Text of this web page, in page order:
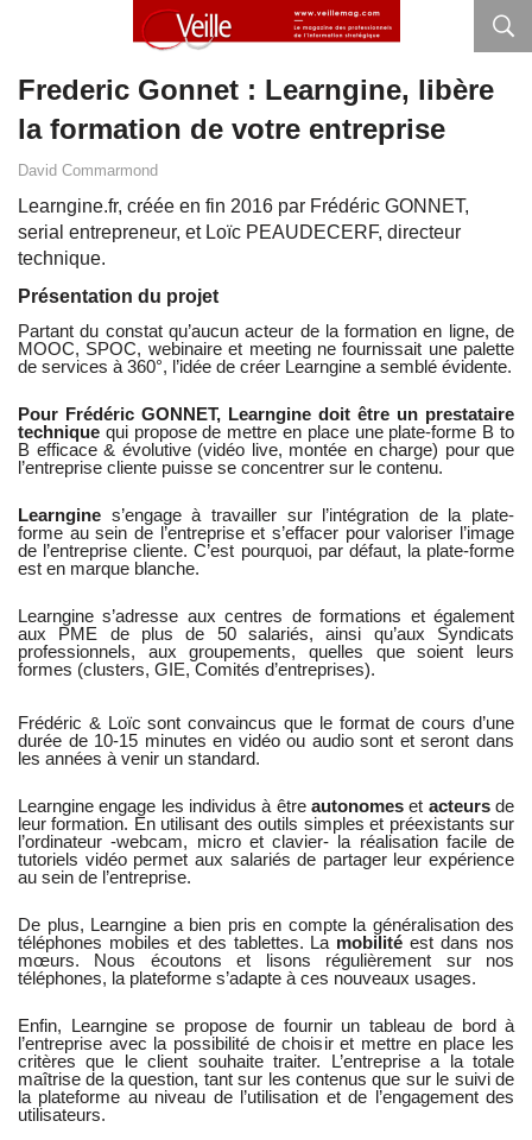
Frederic Gonnet : Learngine, libère
la formation de votre entreprise
David Commarmond
Learngine.fr, créée en fin 2016 par Frédéric GONNET,
serial entrepreneur, et Loïc PEAUDECERF, directeur
technique.
Présentation du projet
Partant du constat qu’aucun acteur de la formation en ligne, de
MOOC, SPOC, webinaire et meeting ne fournissait une palette
de services à 360°, l’idée de créer Learngine a semblé évidente.
Pour Frédéric GONNET, Learngine doit être un prestataire
technique qui propose de mettre en place une plate-forme B to
B efficace & évolutive (vidéo live, montée en charge) pour que
l’entreprise cliente puisse se concentrer sur le contenu.
Learngine s’engage à travailler sur l’intégration de la plate-
forme au sein de l’entreprise et s’effacer pour valoriser l’image
de l’entreprise cliente. C’est pourquoi, par défaut, la plate-forme
est en marque blanche.
Learngine s’adresse aux centres de formations et également
aux PME de plus de 50 salariés, ainsi qu’aux Syndicats
professionnels, aux groupements, quelles que soient leurs
formes (clusters, GIE, Comités d’entreprises).
Frédéric & Loïc sont convaincus que le format de cours d’une
durée de 10-15 minutes en vidéo ou audio sont et seront dans
les années à venir un standard.
Learngine engage les individus à être autonomes et acteursde
leur formation. En utilisant des outils simples et préexistants sur
l’ordinateur -webcam, micro et clavier- la réalisation facile de
tutoriels vidéo permet aux salariés de partager leur expérience
au sein de l’entreprise.
De plus, Learngine a bien pris en compte la généralisation des
téléphones mobiles et des tablettes. La mobilité est dans nos
mœurs. Nous écoutons et lisons régulièrement sur nos
téléphones, la plateforme s’adapte à ces nouveaux usages.
Enfin, Learngine se propose de fournir un tableau de bord à
l’entreprise avec la possibilité de choisir et mettre en place les
critères que le client souhaite traiter. L’entreprise a la totale
maîtrise de la question, tant sur les contenus que sur le suivi de
la plateforme au niveau de l’utilisation et de l’engagement des
utilisateurs.